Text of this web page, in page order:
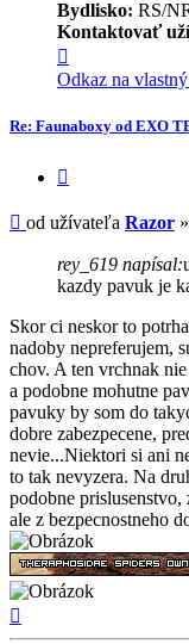
Bydlisko: RS/
Kontaktovať
informácie
užívateľa
Razor
Odkaz na
Re: Faunaboxy od EXO
Príspevok
od užívateľa Razor »
rey_619 napísal:
kazdy pavuk je
Skor ci neskor to
nadoby nepreferujem,
chov. A ten vrchnak
a podobne mohutne
pavuky by som do
dobre zabezpecene,
nevie...Niektori si ani
to tak nevyzera. Na
podobne
ale z bezpecnostneho